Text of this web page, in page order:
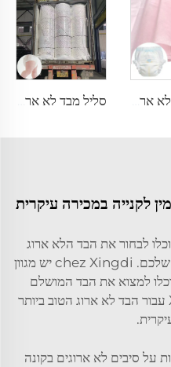
סליל מבד לא ארוג SSSS 100%PP הידרופילי ורך במיוחד 10-13gsm לגלayette עליון של חיתול - Shandong Xingdi New Material סליל מבד לא ארוג SMMS 100%PP עמיד בשתן 15gsm לשרוול הרגל של חיתול - Shandong Xingdi New Material
לקנייה במכירה עיקרית
לבחור את הבד הלא ארוג
המושלם לעסק המכירה העיקרית שלכם. chez Xingdi יש מגוון
למצוא את הבד המושלם
למוצרים שלכם. בחרו ב-Xingdi עבור הבד לא ארוג הטוב ביותר
על סיבים לא ארוגים בקונה